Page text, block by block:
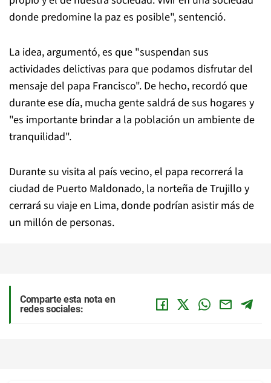
donde predomine la paz es posible", sentenció.
La idea, argumentó, es que "suspendan sus
actividades delictivas para que podamos disfrutar del
mensaje del papa Francisco". De hecho, recordó que
durante ese día, mucha gente saldrá de sus hogares y
"es importante brindar a la población un ambiente de
tranquilidad".
Durante su visita al país vecino, el papa recorrerá la
ciudad de Puerto Maldonado, la norteña de Trujillo y
cerrará su viaje en Lima, donde podrían asistir más de
un millón de personas.
Comparte esta nota en
redes sociales: